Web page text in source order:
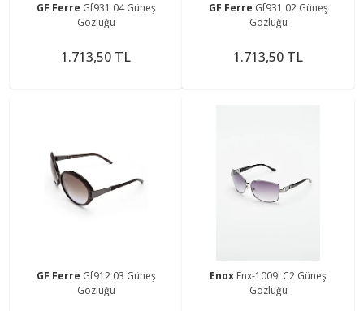
GF Ferre Gf931 04 Güneş
Gözlüğü
1.713,50 TL
GF Ferre Gf931 02 Güneş
Gözlüğü
1.713,50 TL
GF Ferre Gf912 03 Güneş
Gözlüğü
Enox Enx-1009l C2 Güneş
Gözlüğü